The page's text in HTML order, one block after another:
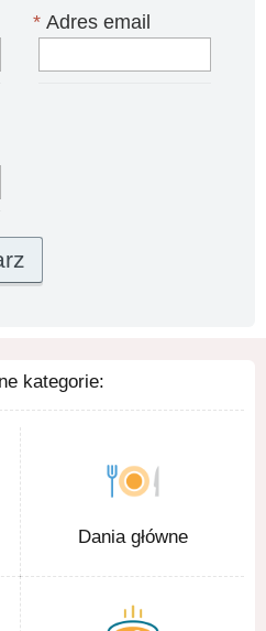
Adres email
*
kategorie:
Dania główne